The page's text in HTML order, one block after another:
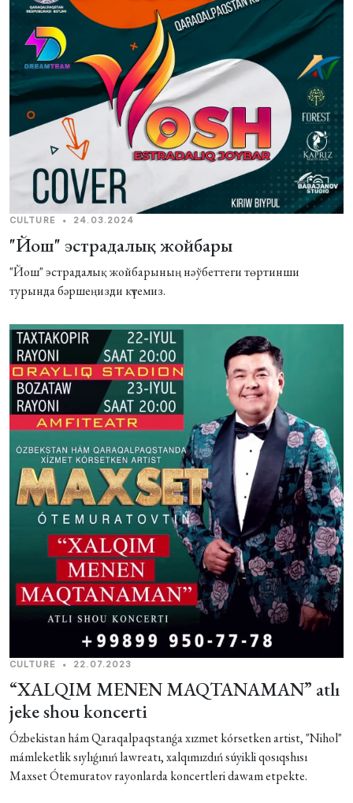
CULTURE • 24.03.2024
"Йош" эстрадалық жойбары
"Йош" эстрадалық жойбарының нәўбеттеги төртинши
турында бәршеңизди күтемиз.
CULTURE • 22.07.2023
“XALQIM MENEN MAQTANAMAN” atlı
jeke shou koncerti
Ózbekistan hám Qaraqalpaqstanǵa xızmet kórsetken artist, "Nihol"
mámleketlik sıylıǵınıń lawreatı, xalqımızdıń súyikli qosıqshısı
Maxset Ótemuratov rayonlarda koncertleri dawam etpekte.